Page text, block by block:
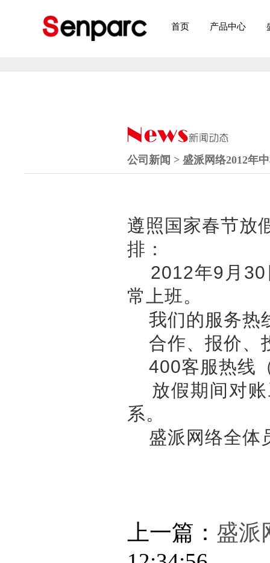
首页 产品中心
公司新闻 > 盛派网络2012年
遵照国家春节放
排 ：
2012年9月30
常上班。
我们的服务热
合作、报价、
400客服热线
放假期间对账
系。
盛派网络全体
上一篇： 盛派